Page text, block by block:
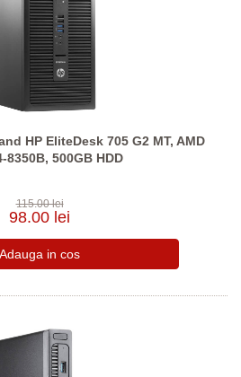
HP EliteDesk 705 G2 MT, AMD
8350B, 500GB HDD
115.00 lei
98.00 lei